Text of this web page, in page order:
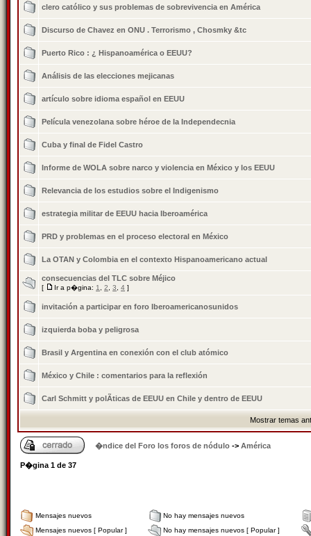
clero católico y sus problemas de sobrevivencia en América
Discurso de Chavez en ONU . Terrorismo , Chosmky &tc
Puerto Rico : ¿ Hispanoamérica o EEUU?
Análisis de las elecciones mejicanas
artículo sobre idioma español en EEUU
Película venezolana sobre héroe de la Independecnia
Cuba y final de Fidel Castro
Informe de WOLA sobre narco y violencia en México y los EEUU
Relevancia de los estudios sobre el Indigenismo
estrategia militar de EEUU hacia Iberoamérica
PRD y problemas en el proceso electoral en México
La OTAN y Colombia en el contexto Hispanoamericano actual
consecuencias del TLC sobre Méjico
[ Ir a p�gina: 1 2 3 4 ]
invitación a participar en foro Iberoamericanosunidos
izquierda boba y peligrosa
Brasil y Argentina en conexión con el club atómico
México y Chile : comentarios para la reflexión
Carl Schmitt y polÃ­ticas de EEUU en Chile y dentro de EEUU
Mostrar temas
�ndice del Foro los foros de nódulo -> América
P�gina 1 de 37
Mensajes nuevos
No hay mensajes nuevos
Mensajes nuevos [ Popular ]
No hay mensajes nuevos [ Popular ]